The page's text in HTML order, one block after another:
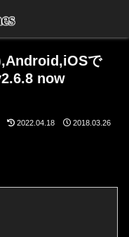
で
now
2022.04.18 2018.03.26